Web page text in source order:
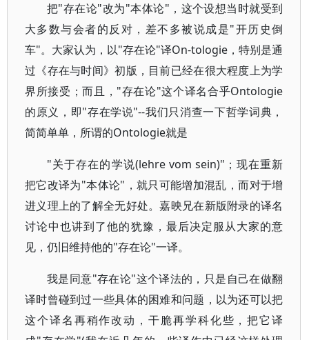
把"存在论"改为"本体论"，这个设想当时就受到
大多数与会者的反对，差不多被说成是"开历史倒
车"。大家认为，以"存在论"译On-tologie，特别是通
过《存在与时间》初版，目前已经在很大程度上为学
界所接受；而且，"存在论"这个译名合乎Ontologie
的原义，即"存在学说"--我们只消查一下哲学词典，
简简单单，所谓的Ontologie就是
"关于存在的学说(lehre vom sein)"；现在重新
把它改译为"本体论"，就只可能增加混乱，而对于增
进义理上的了解全无好处。嘉映兄在新版附录的译名
讨论中也讲到了他的犹豫，最后决定服从大家的意
见，仍旧维持他的"存在论"一译。
我是同意"存在论"这个译法的，只是自己在做翻
译时曾碰到过一些具体的困难和问题，以为还可以把
这个译名再稍作改动，干脆再学科化些，把它译